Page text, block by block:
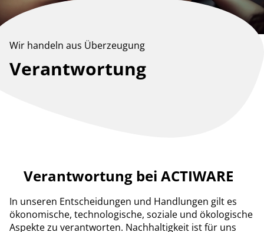
Wir handeln aus Überzeugung
Verantwortung
Verantwortung bei ACTIWARE
In unseren Entscheidungen und Handlungen gilt es
ökonomische, technologische, soziale und ökologische
Aspekte zu verantworten. Nachhaltigkeit ist für uns